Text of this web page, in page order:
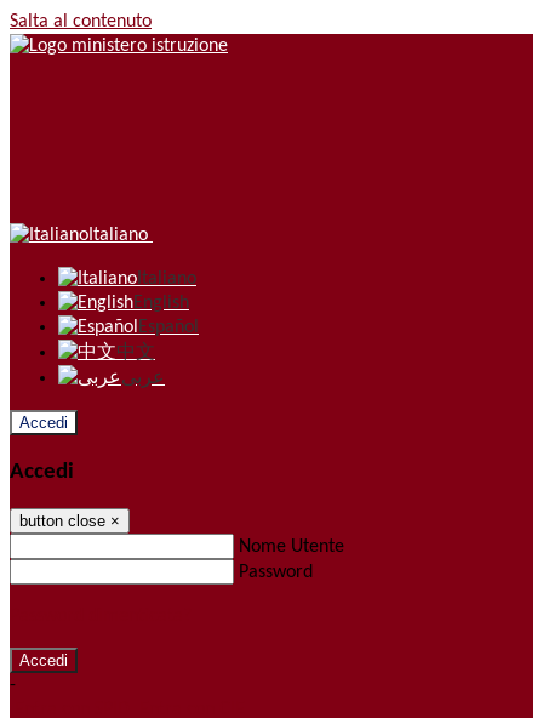
Salta al contenuto
Italiano
Italiano
English
Español
中文
عربى
Accedi
Accedi
button close ×
Nome Utente
Password
-